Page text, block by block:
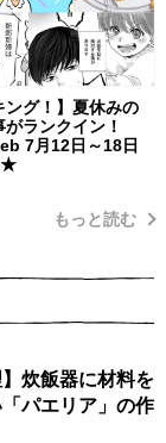
ング！】夏休みの
ランクイン！
7月12日～18日
もっと読む
炊飯器に材料を
パエリア」の作